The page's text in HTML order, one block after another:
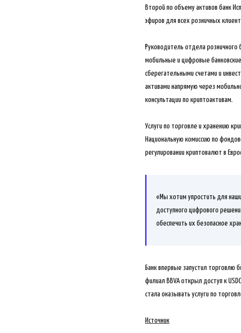
Второй по объему активов банк
эфиров для всех розничных
Руководитель отдела розничного
мобильные и цифровые
сберегательными счетами и
активами напрямую через
консультации по криптоактивам.
Услуги по торговле и хранению
Национальную комиссию по
регулировании криптовалют в
«Мы хотим упростить для
доступного цифрового
обеспечить их безопасное
Банк впервые запустил торговлю
филиал BBVA открыл доступ к
стала оказывать услуги по
Источник